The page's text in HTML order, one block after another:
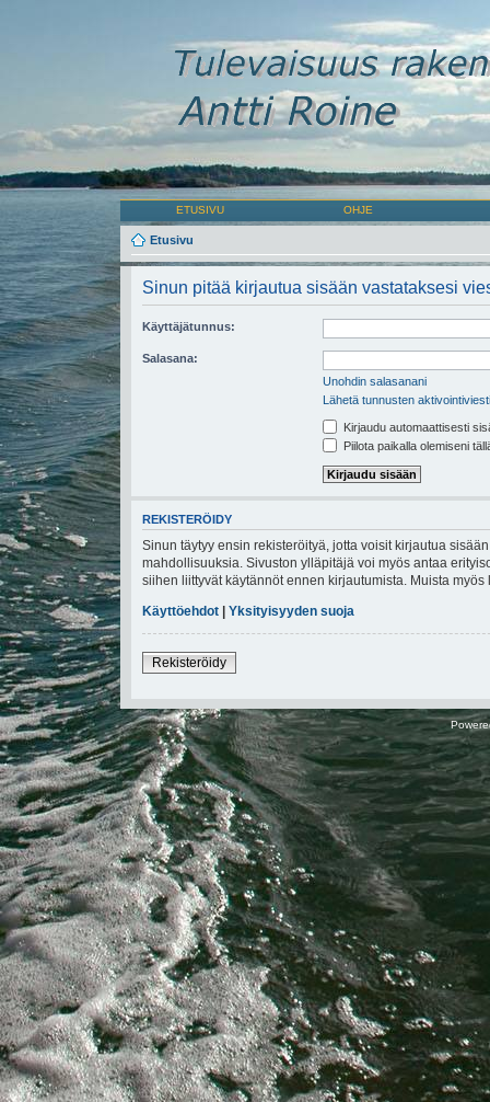
ETUSIVU OHJE
Etusivu
Sinun pitää kirjautua sisään vastataksesi
Käyttäjätunnus:
Salasana:
Unohdin salasanani
Lähetä tunnusten
Kirjaudu automaattisesti
Piilota paikalla olemiseni
REKISTERÖIDY
Sinun täytyy ensin rekisteröityä, jotta voisit kirjautua
mahdollisuuksia. Sivuston ylläpitäjä voi myös antaa
siihen liittyvät käytännöt ennen kirjautumista. Muista
Käyttöehdot | Yksityisyyden suoja
Rekisteröidy